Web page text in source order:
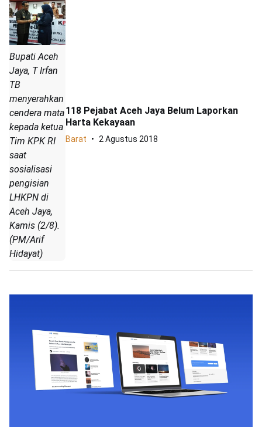
Bupati Aceh
Jaya, T Irfan
TB
menyerahkan
cendera mata
kepada ketua
Tim KPK RI
saat
sosialisasi
pengisian
LHKPN di
Aceh Jaya,
Kamis (2/8).
(PM/Arif
Hidayat)
118 Pejabat Aceh Jaya Belum Laporkan
Harta Kekayaan
Barat 2 Agustus 2018